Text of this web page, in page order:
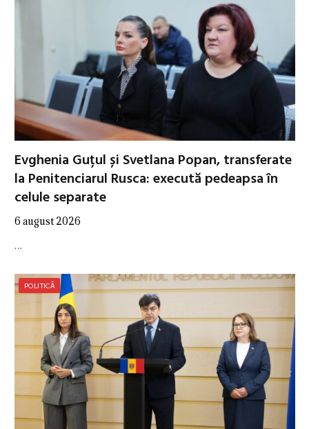
Evghenia Guțul și Svetlana Popan, transferate
la Penitenciarul Rusca: execută pedeapsa în
celule separate
6 august 2026
…
POLITICĂ